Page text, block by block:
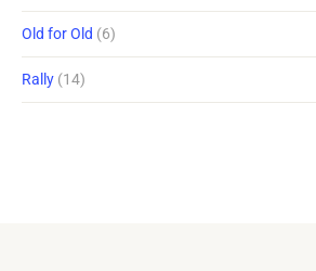
Old for Old (6)
Rally (14)